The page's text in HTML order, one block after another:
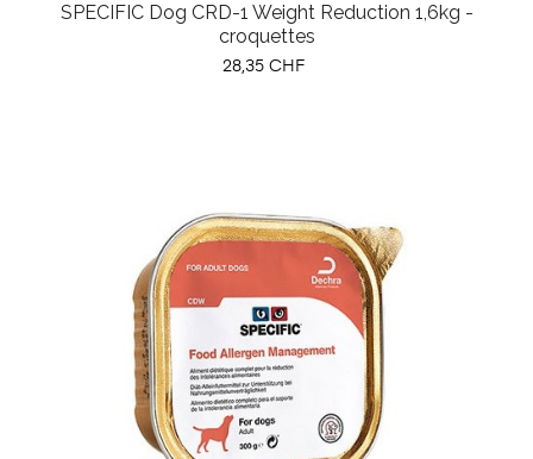
SPECIFIC Dog CRD-1 Weight Reduction 1,6kg -
croquettes
Prix
28,35 CHF